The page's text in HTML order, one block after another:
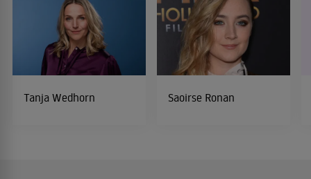
Tanja Wedhorn Saoirse Ronan